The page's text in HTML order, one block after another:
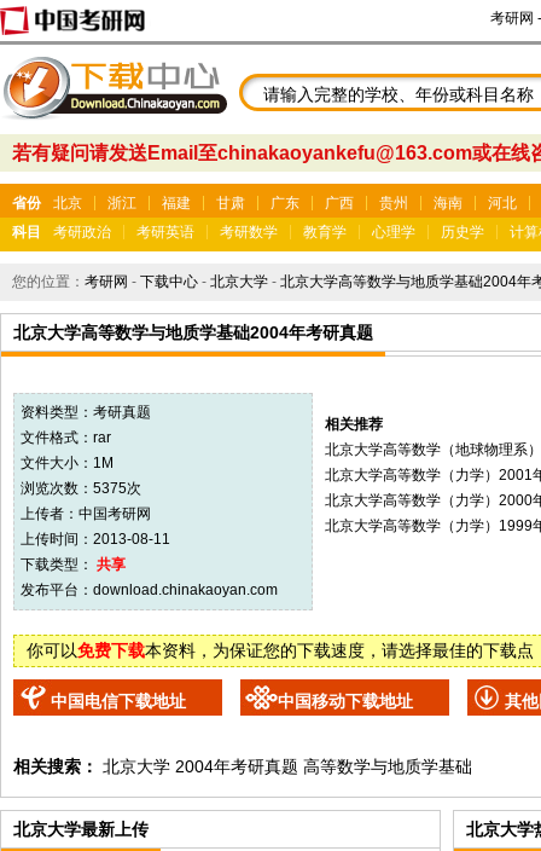
考研网
若有疑问请发送Email至chinakaoyankefu@163.com或在线
省份 北京 浙江 福建 甘肃 广东 广西 贵州 海南
河北
科目
考研政治 考研英语 考研数学 教育学 心理学 历史学 计
您的位置： 考研网 - 下载中心 - 北京大学 - 北京大学高等数学与地质学基础2004年
北京大学高等数学与地质学基础2004年考研真题
资料类型： 考研真题
文件格式：rar
文件大小：1M
浏览次数：5375次
上传者： 中国考研网
上传时间：2013-08-11
下载类型： 共享
发布平台： download.chinakaoyan.com
相关推荐
北京大学高等数学（地球物理系
北京大学高等数学（力学）2001
北京大学高等数学（力学）2000
北京大学高等数学（力学）1999
你可以免费下载本资料，为保证您的下载速度，请选择最佳的下载点
中国电信下载地址 中国移动下载地址 其
相关搜索： 北京大学 2004年考研真题 高等数学与地质学基础
北京大学最新上传 北京大学